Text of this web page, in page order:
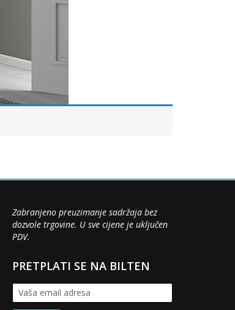
Zabranjeno preuzimanje sadržaja bez
dozvole trgovine. U sve cijene je uključen
PDV.
PRETPLATI SE NA BILTEN